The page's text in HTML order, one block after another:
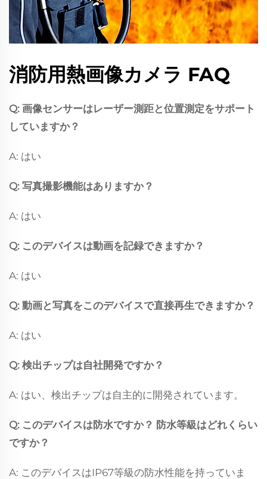
消防用熱画像カメラ FAQ
Q: 画像センサーはレーザー測距と位置測定をサポート
していますか？
A: はい
Q: 写真撮影機能はありますか？
A: はい
Q: このデバイスは動画を記録できますか？
A: はい
Q: 動画と写真をこのデバイスで直接再生できますか？
A: はい
Q: 検出チップは自社開発ですか？
A: はい、検出チップは自主的に開発されています。
Q: このデバイスは防水ですか？ 防水等級はどれくらい
ですか？
A: このデバイスはIP67等級の防水性能を持っていま